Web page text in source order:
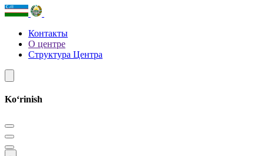
Контакты
О центре
Структура Центра
Koʻrinish